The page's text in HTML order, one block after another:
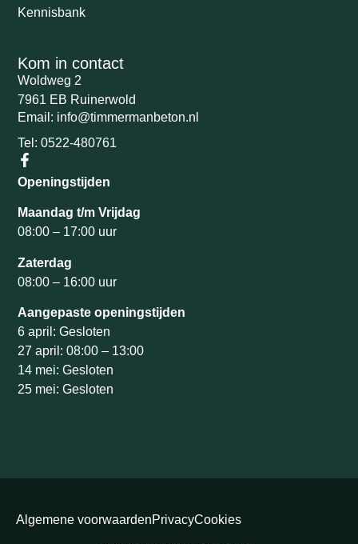
Kennisbank
Kom in contact
Woldweg 2
7961 EB Ruinerwold
Email: info@timmermanbeton.nl
Tel: 0522-480761
Openingstijden
Maandag t/m Vrijdag
08:00 – 17:00 uur
Zaterdag
08:00 – 16:00 uur
Aangepaste openingstijden
6 april: Gesloten
27 april: 08:00 – 13:00
14 mei: Gesloten
25 mei: Gesloten
Algemene voorwaardenPrivacyCookies